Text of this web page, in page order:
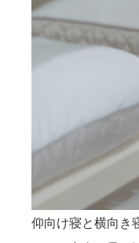
仰向け寝と横向き